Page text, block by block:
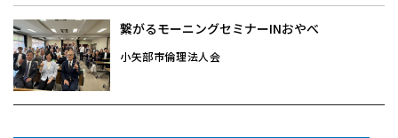
繋がるモーニングセミナーINおやべ
小矢部市倫理法人会